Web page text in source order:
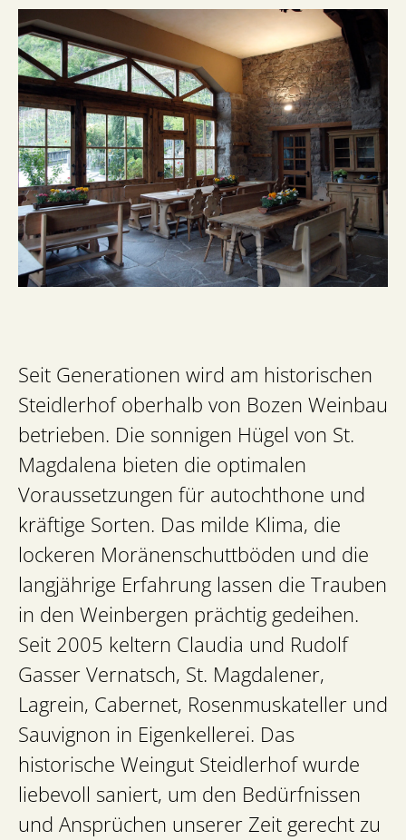
Seit Generationen wird am historischen
Steidlerhof oberhalb von Bozen Weinbau
betrieben. Die sonnigen Hügel von St.
Magdalena bieten die optimalen
Voraussetzungen für autochthone und
kräftige Sorten. Das milde Klima, die
lockeren Moränenschuttböden und die
langjährige Erfahrung lassen die Trauben
in den Weinbergen prächtig gedeihen.
Seit 2005 keltern Claudia und Rudolf
Gasser Vernatsch, St. Magdalener,
Lagrein, Cabernet, Rosenmuskateller und
Sauvignon in Eigenkellerei. Das
historische Weingut Steidlerhof wurde
liebevoll saniert, um den Bedürfnissen
und Ansprüchen unserer Zeit gerecht zu